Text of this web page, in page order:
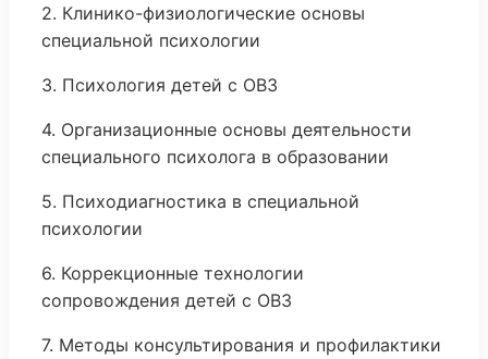
2. Клинико-физиологические основы
специальной психологии
3. Психология детей с ОВЗ
4. Организационные основы деятельности
специального психолога в образовании
5. Психодиагностика в специальной
психологии
6. Коррекционные технологии
сопровождения детей с ОВЗ
7. Методы консультирования и профилактики